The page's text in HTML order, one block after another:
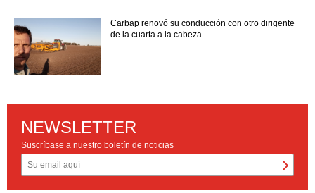
Carbap renovó su conducción con otro dirigente
de la cuarta a la cabeza
NEWSLETTER
Suscríbase a nuestro boletín de noticias